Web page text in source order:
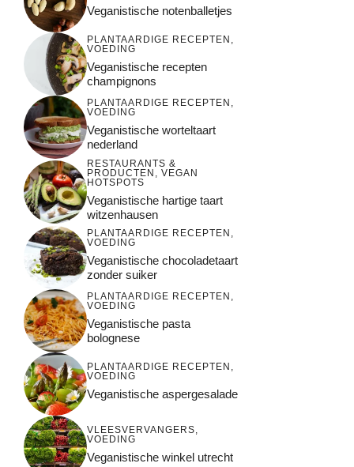
Veganistische notenballetjes
PLANTAARDIGE RECEPTEN ,
VOEDING
Veganistische recepten
champignons
PLANTAARDIGE RECEPTEN ,
VOEDING
Veganistische worteltaart
nederland
RESTAURANTS &
PRODUCTEN , VEGAN
HOTSPOTS
Veganistische hartige taart
witzenhausen
PLANTAARDIGE RECEPTEN ,
VOEDING
Veganistische chocoladetaart
zonder suiker
PLANTAARDIGE RECEPTEN ,
VOEDING
Veganistische pasta
bolognese
PLANTAARDIGE RECEPTEN ,
VOEDING
Veganistische aspergesalade
VLEESVERVANGERS,
VOEDING
Veganistische winkel utrecht